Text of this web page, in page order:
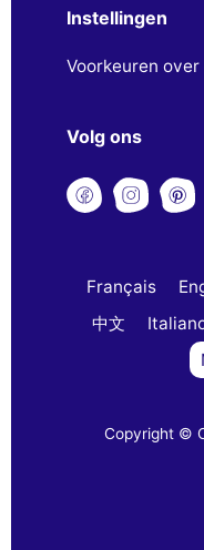
Instellingen
Voorkeuren
Volg ons
Français
中文
Copyright ©